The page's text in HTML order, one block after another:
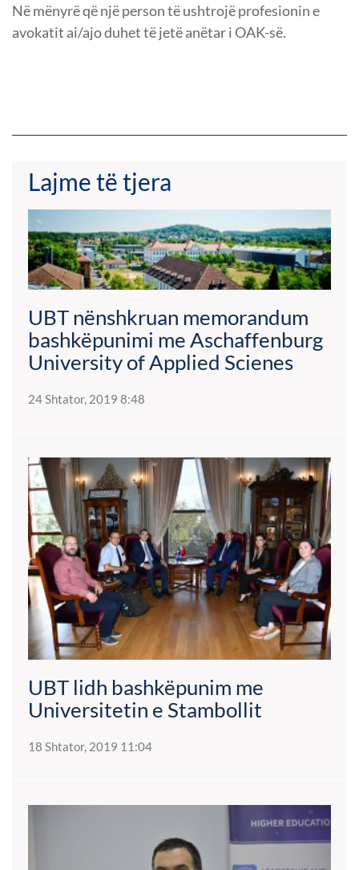
Në mënyrë që një person të ushtrojë profesionin e
avokatit ai/ajo duhet të jetë anëtar i OAK-së.
Lajme të tjera
UBT nënshkruan memorandum
bashkëpunimi me Aschaffenburg
University of Applied Scienes
24 Shtator, 2019 8:48
UBT lidh bashkëpunim me
Universitetin e Stambollit
18 Shtator, 2019 11:04